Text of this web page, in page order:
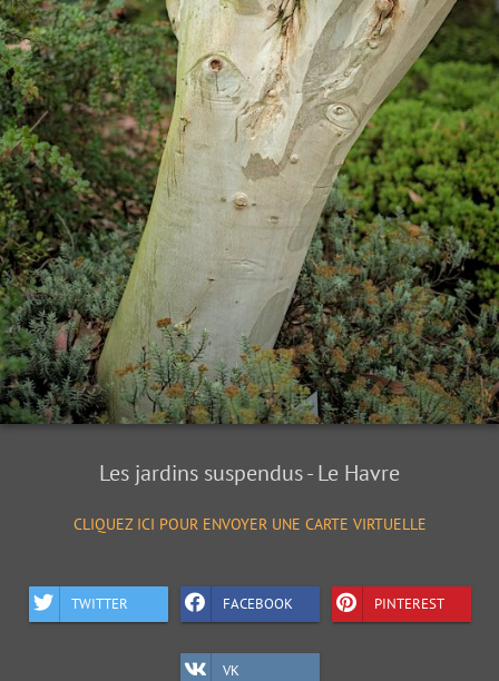
Les jardins suspendus - Le Havre
CLIQUEZ ICI POUR ENVOYER UNE CARTE VIRTUELLE
TWITTER FACEBOOK PINTEREST
VK